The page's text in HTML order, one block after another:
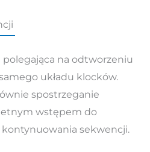
polegająca na odtworzeniu
układu klocków.
spostrzeganie
wstępem do
sekwencji.